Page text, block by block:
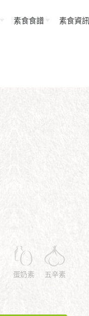
素食食譜 素食資訊
蛋奶素 五辛素